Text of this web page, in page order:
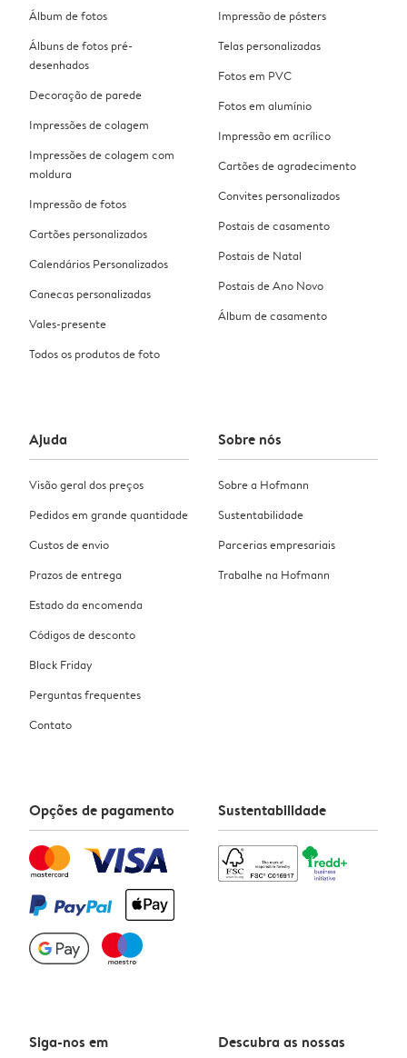
Álbum de fotos
Álbuns de fotos pré-
desenhados
Decoração de parede
Impressões de colagem
Impressões de colagem com
moldura
Impressão de fotos
Cartões personalizados
Calendários Personalizados
Canecas personalizadas
Vales-presente
Todos os produtos de foto
Impressão de pósters
Telas personalizadas
Fotos em PVC
Fotos em alumínio
Impressão em acrílico
Cartões de agradecimento
Convites personalizados
Postais de casamento
Postais de Natal
Postais de Ano Novo
Álbum de casamento
Ajuda
Visão geral dos preços
Pedidos em grande quantidade
Custos de envio
Prazos de entrega
Estado da encomenda
Códigos de desconto
Black Friday
Perguntas frequentes
Contato
Sobre nós
Sobre a Hofmann
Sustentabilidade
Parcerias empresariais
Trabalhe na Hofmann
Opções de pagamento Sustentabilidade
Siga-nos em
Descubra as nossas